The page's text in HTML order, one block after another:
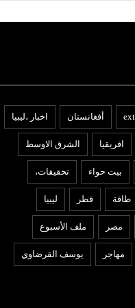
أفغانستان اخبار ،ليبيا
افريقيا الشرق الاوسط
بيت حواء تحقيقات،
طاقة قطر ليبيا
مصر ملف الأسبوع
مهاجر يوسف القرضاوي
عربي ودولي
شمس اليوم نيوز 24
07 أغسطس
سعودية تركية باكستانية في
جدة الجمعة